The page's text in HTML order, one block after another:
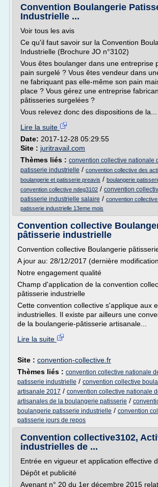
Convention Boulangerie
Industrielle ...
Voir tous les avis
Ce qu'il faut savoir sur la Convention
Industrielle (Brochure JO n°3102)
Vous êtes boulanger dans une entreprise
pain surgelé ? Vous êtes vendeur dans
ne fabriquant pas elle-même son pain
place ? Vous gérez une entreprise
pâtisseries surgelées ?
Vous relevez donc des dispositions de la...
Lire la suite
Date: 2017-12-28 05:29:55
Site : juritravail.com
Thèmes liés : convention collective nationale
patisserie industrielle / convention collective des
boulangerie et patisserie preavis / boulangerie
convention collective ndeg3102 / convention
patisserie industrielle salaire / convention
patisserie industrielle 13eme mois
Convention collective
pâtisserie industrielle
Convention collective Boulangerie
A jour au: 28/12/2017 (dernière
Notre engagement qualité
Champ d'application de la convention
pâtisserie industrielle
Cette convention collective s'applique aux
industrielles. Il existe par ailleurs une
de la boulangerie-pâtisserie artisanale...
Lire la suite
Site : convention-collective.fr
Thèmes liés : convention collective nationale
patisserie industrielle / convention collective
artisanale 2017 / convention collective nationale
artisanales de la boulangerie patisserie /
boulangerie patisserie industrielle / convention
patisserie jours de repos
Convention collective3102,
industrielles de ...
Entrée en vigueur et application effective
Dépôt et publicité
Avenant n° 20 du 1er décembre 2015